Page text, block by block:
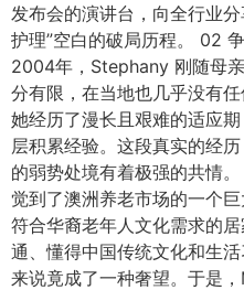
发布会的演讲台，向全行业
护理”空白的破局历程。 02
2004年，Stephany 刚随母
分有限，在当地也几乎没有
她经历了漫长且艰难的适应
层积累经验。这段真实的经
的弱势处境有着极强的共情
觉到了澳洲养老市场的一个
符合华裔老年人文化需求的
通、懂得中国传统文化和生
来说竟成了一种奢望。于是